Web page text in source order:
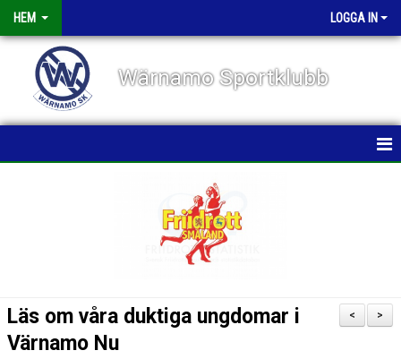
HEM LOGGA IN
Wärnamo Sportklubb
KALENDER
>
<
Läs om våra duktiga ungdomar i
Värnamo Nu